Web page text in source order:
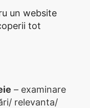
un website
tot
– examinare
relevanta/